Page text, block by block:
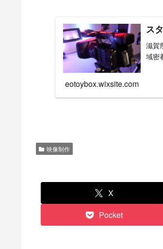
ス
滋賀
域密
eotoybox.wixsite.com
映像制作
X
Pocket